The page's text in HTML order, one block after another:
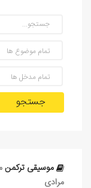
جستجو
موسیقی ترکمن
مرادی